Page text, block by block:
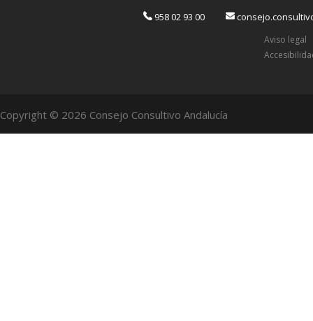
958 02 93 00
Aviso legal
Copyright © 2026 Consejo Consultivo Andalucía